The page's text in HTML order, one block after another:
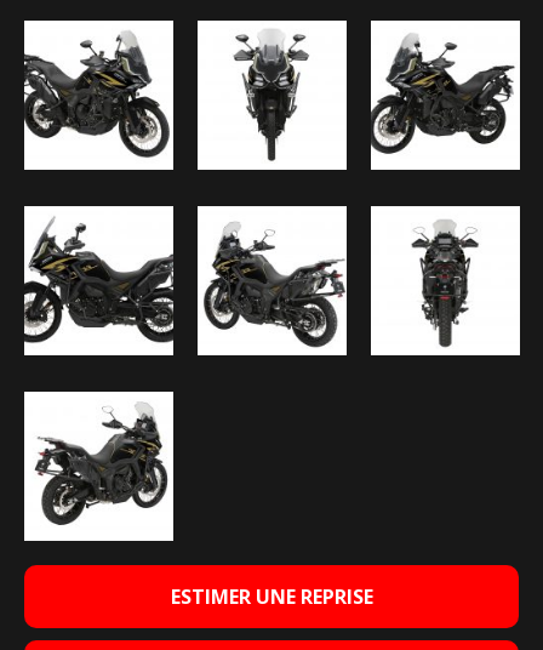
ESTIMER UNE REPRISE